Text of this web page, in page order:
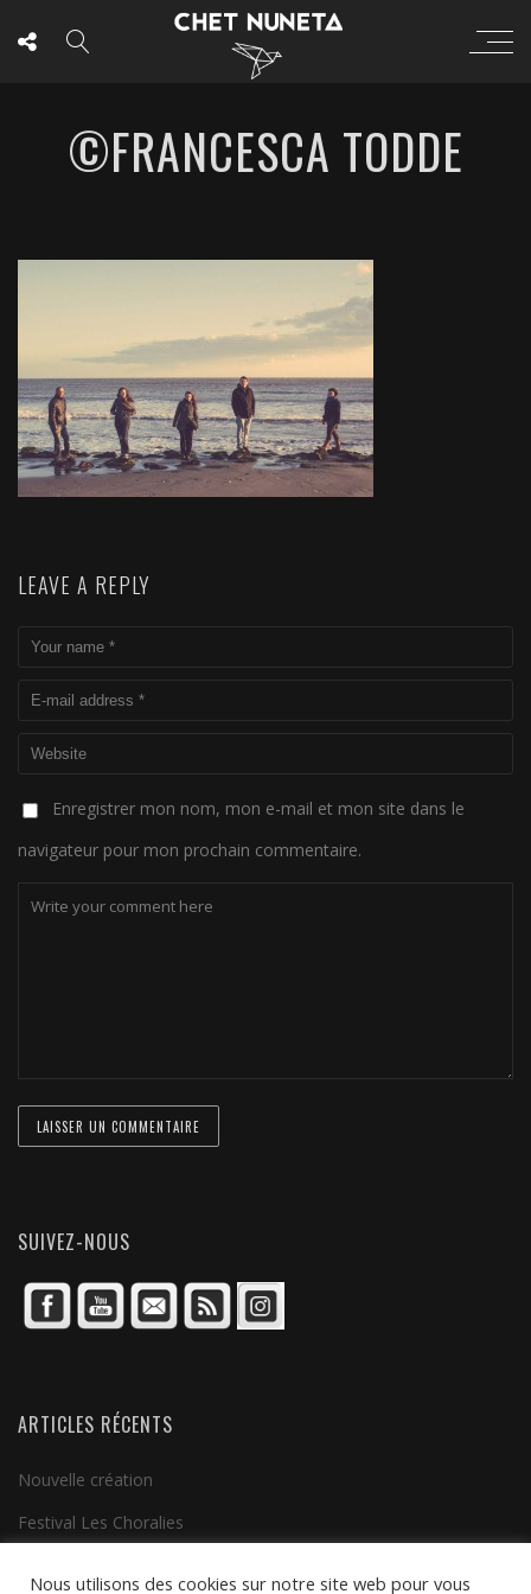
©FRANCESCA TODDE
LEAVE A REPLY
Enregistrer mon nom, mon e-mail et mon site dans le
navigateur pour mon prochain commentaire.
SUIVEZ-NOUS
ARTICLES RÉCENTS
Nouvelle création
Festival Les Choralies
Nous utilisons des cookies sur notre site web pour vous